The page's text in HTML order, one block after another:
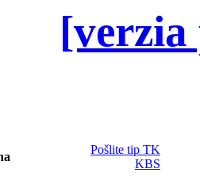
Pošlite tip TK
KBS